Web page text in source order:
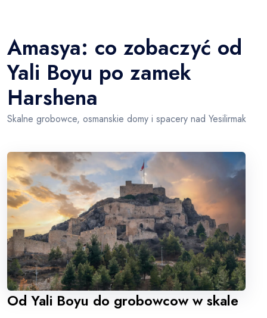
Amasya: co zobaczyć od
Yali Boyu po zamek
Harshena
Skalne grobowce, osmanskie domy i spacery nad Yesilirmak
Od Yali Boyu do grobowcow w skale